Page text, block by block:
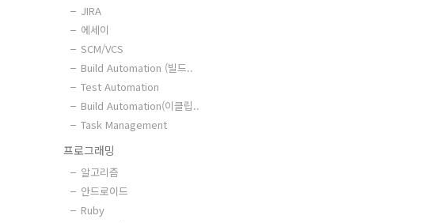
JIRA
에세이
SCM/VCS
Build Automation (빌드..
Test Automation
Build Automation(이클립..
Task Management
프로그래밍
알고리즘
안드로이드
Ruby